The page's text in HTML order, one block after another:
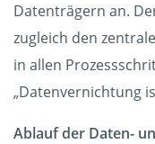
Datenträgern an.
zugleich den
in allen
„Datenvernichtung
Ablauf der Daten-